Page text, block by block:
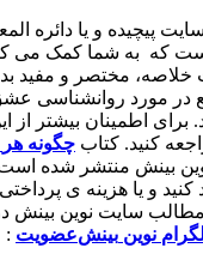
پیچیده و یا دائره
که به شما کمک می
خلاصه، مختصر و مفید
در مورد روانشناسی
برای اطمینان بیشتر
کنید. کتاب چگونه هر
بینش منتشر شده است.
و یا هزینه ی
سایت نوین بینش
: عضویت نوین بینش